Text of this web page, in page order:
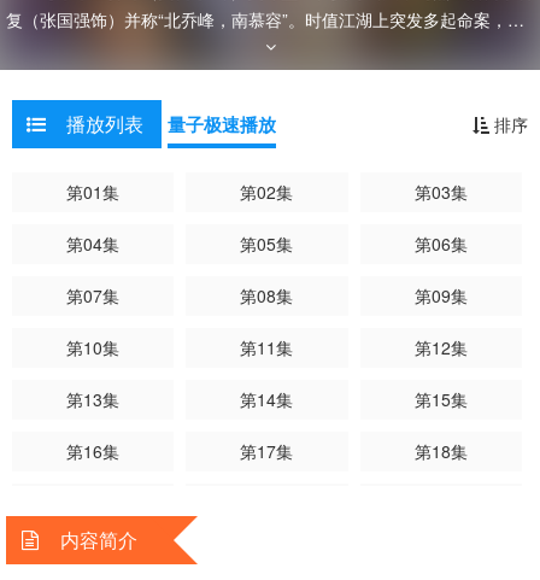
麦长青 梁健平 梁钦棋 陈狄克 罗君左 余慕莲
李龙基 刘丹 蔡国庆 陈中坚 凌汉 区岳 何图英
孙季卿 吕剑光
龙志成
沈宝思
复（张国强饰）并称“北乔峰，南慕容”。时值江湖上突发多起命案，乔
峰在帮助慕容复洗刷嫌疑的同时，却不想被丐帮的阴谋党揭发了自己的
身世之谜，更因此被逐出丐帮。乔峰在追寻江湖命案和自己身世之谜
时，与慕容复的婢女阿朱（刘锦玲饰）患难见真情，结下共度一生的盟
约，却最终因为两人误解阿朱的生父就是乔峰一直要寻找的“带头大
（陈浩民 饰）外出游玩，阴差阳错掉下悬崖进入琅嬛福地，段誉在洞中
仙姐姐”一见钟情。其后他闯入曼陀山庄，发现慕容复的表妹王语嫣
慕容复。在步步跟随王语嫣和慕容复的同时，段誉不慎发现了慕容复的
阴谋，而王语嫣也逐渐被段誉的深情所打动。 与此同时，少林寺小
虚竹背着童姥一起逃难，更演绎了一段武林奇遇……
播放列表 排序
量子极速播放
第01集 第02集 第03集
第04集 第05集 第06集
第07集 第08集 第09集
第10集 第11集 第12集
第13集 第14集 第15集
第16集 第17集 第18集
第22集
内容简介